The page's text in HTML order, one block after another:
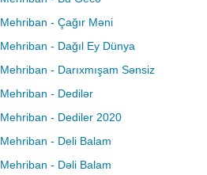
Mehriban - Çağır Məni
Mehriban - Dağıl Ey Dünya
Mehriban - Darıxmışam Sənsiz
Mehriban - Dedilər
Mehriban - Dediler 2020
Mehriban - Deli Balam
Mehriban - Dəli Balam